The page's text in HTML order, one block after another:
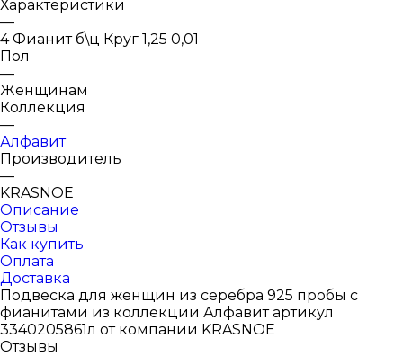
Характеристики
—
4 Фианит б\ц Круг 1,25 0,01
Пол
—
Женщинам
Коллекция
—
Алфавит
Производитель
—
KRASNOE
Описание
Отзывы
Как купить
Оплата
Доставка
Подвеска для женщин из серебра 925 пробы с
фианитами из коллекции Алфавит артикул
3340205861л от компании KRASNOE
Отзывы